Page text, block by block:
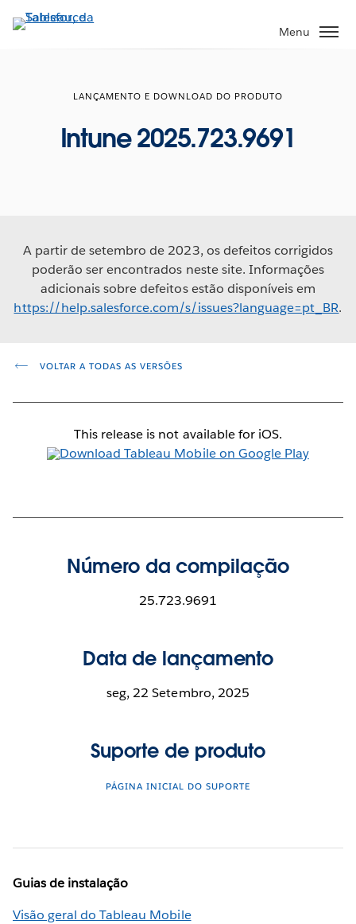
Pular
para
Menu
LANÇAMENTO E DOWNLOAD DO PRODUTO
Intune 2025.723.9691
A partir de setembro de 2023, os defeitos corrigidos
poderão ser encontrados neste site. Informações
adicionais sobre defeitos estão disponíveis em
https://help.salesforce.com/s/issues?language=pt_BR.
VOLTAR A TODAS AS VERSÕES
This release is not available for iOS.
Número da compilação
25.723.9691
Data de lançamento
seg, 22 Setembro, 2025
Suporte de produto
PÁGINA INICIAL DO SUPORTE
Guias de instalação
Visão geral do Tableau Mobile